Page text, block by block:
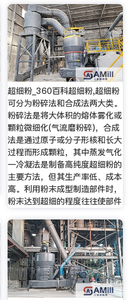
超细粉_360百科超细粉,超细粉
可分为粉碎法和合成法两大类。
粉碎法是将大体积的熔体雾化或
颗粒微细化(气流磨粉碎)，合成
法是通过原子或分子形核和长大
过程而形成颗粒，其中蒸发气化
一冷凝法是制备高纯度超细粉的
主要方法，但其生产率低、成本
高。利用粉末成型制造部件时，
粉末达到超细的程度往往使部件